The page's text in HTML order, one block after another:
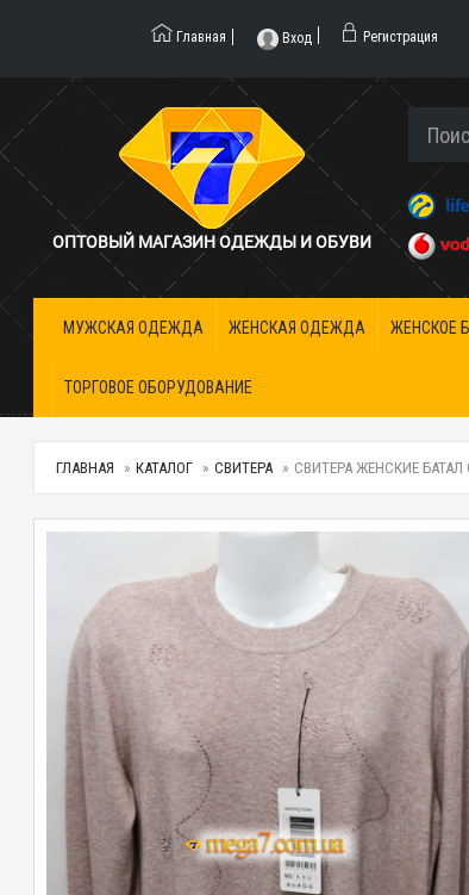
Главная Вход Регистрация
ОПТОВЫЙ МАГАЗИН ОДЕЖДЫ И ОБУВИ
МУЖСКАЯ ОДЕЖДА ЖЕНСКАЯ ОДЕЖДА ЖЕНСКОЕ
ТОРГОВОЕ ОБОРУДОВАНИЕ
ГЛАВНАЯ КАТАЛОГ СВИТЕРА СВИТЕРА ЖЕНСКИЕ БАТАЛ